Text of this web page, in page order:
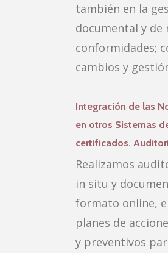
también en la
documental y de
conformidades;
cambios y
Integración de las
en otros Sistemas
certificados.
Realizamos
in situ y
formato online,
planes de
y preventivos